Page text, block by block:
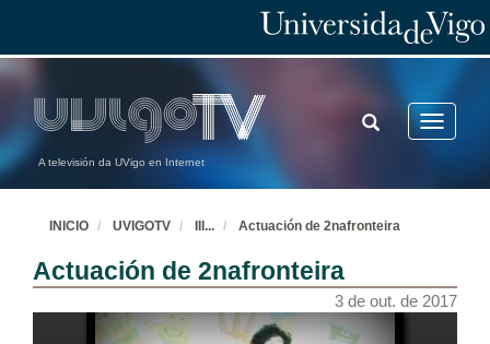
A televisión da UVigo en Internet
Toggle
TOGGLE
SEARCH
INICIO UVIGOTV ... Actuación de 2nafronteira
Actuación de 2nafronteira
3 de out. de 2017